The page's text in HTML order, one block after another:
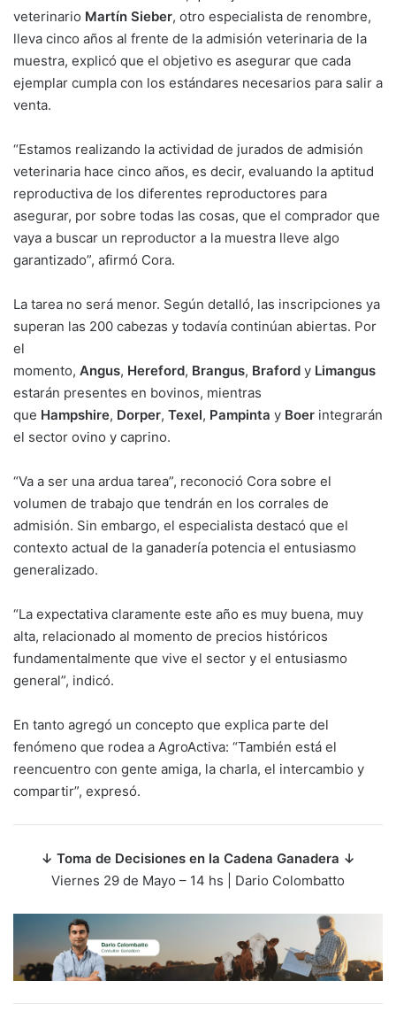
veterinario Martín Sieber, otro especialista de renombre,
lleva cinco años al frente de la admisión veterinaria de la
muestra, explicó que el objetivo es asegurar que cada
ejemplar cumpla con los estándares necesarios para salir a
venta.
“Estamos realizando la actividad de jurados de admisión
veterinaria hace cinco años, es decir, evaluando la aptitud
reproductiva de los diferentes reproductores para
asegurar, por sobre todas las cosas, que el comprador que
vaya a buscar un reproductor a la muestra lleve algo
garantizado”, afirmó Cora.
La tarea no será menor. Según detalló, las inscripciones ya
superan las 200 cabezas y todavía continúan abiertas. Por
el
momento, Angus, Hereford, Brangus, Braford y Limangus
estarán presentes en bovinos, mientras
que Hampshire, Dorper, Texel, Pampinta y Boer integrarán
el sector ovino y caprino.
“Va a ser una ardua tarea”, reconoció Cora sobre el
volumen de trabajo que tendrán en los corrales de
admisión. Sin embargo, el especialista destacó que el
contexto actual de la ganadería potencia el entusiasmo
generalizado.
“La expectativa claramente este año es muy buena, muy
alta, relacionado al momento de precios históricos
fundamentalmente que vive el sector y el entusiasmo
general”, indicó.
En tanto agregó un concepto que explica parte del
fenómeno que rodea a AgroActiva: “También está el
reencuentro con gente amiga, la charla, el intercambio y
compartir”, expresó.
↓ Toma de Decisiones en la Cadena Ganadera ↓
Viernes 29 de Mayo – 14 hs | Dario Colombatto